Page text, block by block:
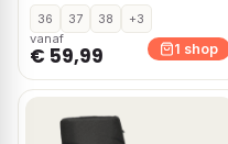
36 37 38
+3
vanaf
€ 59,99 1 shop